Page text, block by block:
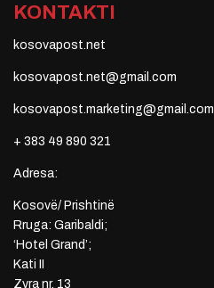
KONTAKTI
kosovapost.net
kosovapost.net@gmail.com
kosovapost.marketing@gmail.com
+ 383 49 890 321
Adresa:
Kosovë/ Prishtinë
Rruga: Garibaldi;
‘Hotel Grand’;
Kati II
Zyra nr. 13